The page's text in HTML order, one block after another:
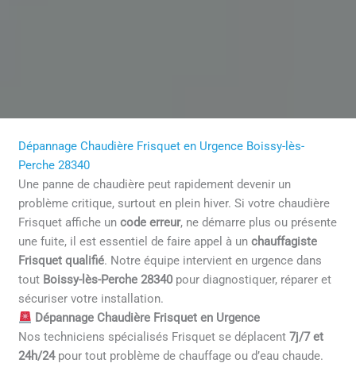
Dépannage Chaudière Frisquet en Urgence Boissy-lès-
Perche 28340
Une panne de chaudière peut rapidement devenir un
problème critique, surtout en plein hiver. Si votre chaudière
Frisquet affiche uncode erreur, ne démarre plus ou présente
une fuite, il est essentiel de faire appel à unchauffagiste
Frisquet qualifié. Notre équipe intervient en urgence dans
tout Boissy-lès-Perche 28340 pour diagnostiquer, réparer et
sécuriser votre installation.
Dépannage Chaudière Frisquet en Urgence
Nos techniciens spécialisés Frisquet se déplacent7j/7 et
24h/24pour tout problème de chauffage ou d’eau chaude.